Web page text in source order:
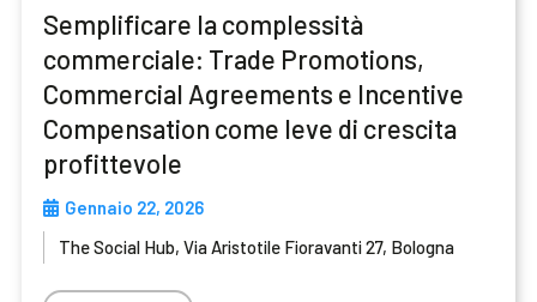
Semplificare la complessità
commerciale: Trade Promotions,
Commercial Agreements e Incentive
Compensation come leve di crescita
profittevole
Gennaio 22, 2026
The Social Hub, Via Aristotile Fioravanti 27, Bologna